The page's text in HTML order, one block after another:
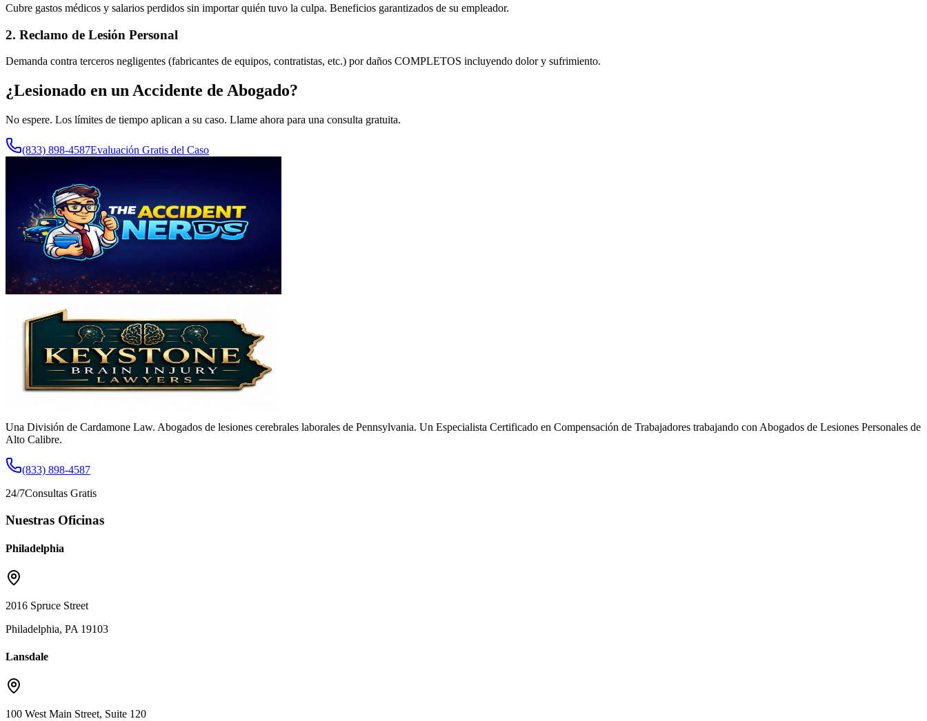
Cubre gastos médicos y salarios perdidos sin importar quién tuvo la culpa. Beneficios garantizados de su empleador.
2. Reclamo de Lesión Personal
Demanda contra terceros negligentes (fabricantes de equipos, contratistas, etc.) por daños COMPLETOS incluyendo dolor y sufrimiento.
¿Lesionado en un Accidente de Abogado?
No espere. Los límites de tiempo aplican a su caso. Llame ahora para una consulta gratuita.
(833) 898-4587Evaluación Gratis del Caso
Una División de Cardamone Law. Abogados de lesiones cerebrales laborales de Pennsylvania. Un Especialista Certificado en Compensación de Trabajadores trabajando con Abogados de Lesiones Personales de
Alto Calibre.
(833) 898-4587
24/7Consultas Gratis
Nuestras Oficinas
Philadelphia
2016 Spruce Street
Philadelphia, PA 19103
Lansdale
100 West Main Street, Suite 120